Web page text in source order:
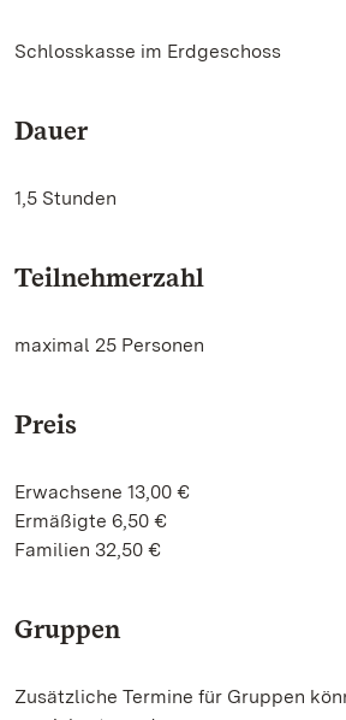
Schlosskasse im Erdgeschoss
Dauer
1,5 Stunden
Teilnehmerzahl
maximal 25 Personen
Preis
Erwachsene 13,00 €
Ermäßigte 6,50 €
Familien 32,50 €
Gruppen
Zusätzliche Termine für Gruppen